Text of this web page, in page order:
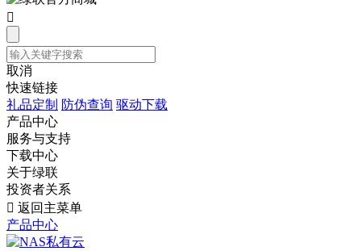

取消
快速链接
礼品定制 防伪查询 驱动下载
产品中心
服务与支持
下载中心
关于绿联
投资者关系
 返回主菜单
产品中心